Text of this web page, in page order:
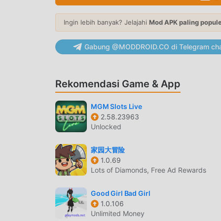
tidak akan membebankan biaya apa pun
Cukup unduh klien moddroid, Anda dapat
Tunggu apa lagi, unduh moddroid dan mainkan!
MineSweeper Mayhem Sebagai game terkenal
banyak penggemar di seluruh dunia. Tidak
perlu melalui tutorial pemula, sehingga Anda
kesenangan yang dibawa secara klasik casual
dan berbagi dengan semua casual pecinta
dan nikmati casual permainan dengan semua
Seperti tradisional casual game, MineSweeper
karakternya yang berkualitas tinggi membuat
Ingin lebih banyak? Jelajahi Mod APK paling
Gabung @MODDROID.CO di Telegram
Rekomendasi Game & App
MGM Slots Live
2.58.23963
Unlocked
家园大冒险
1.0.69
Lots of Diamonds, Free Ad Rewards
Good Girl Bad Girl
1.0.106
Unlimited Money